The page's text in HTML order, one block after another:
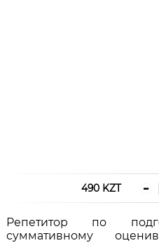
490 KZT
Репетитор по
суммативному